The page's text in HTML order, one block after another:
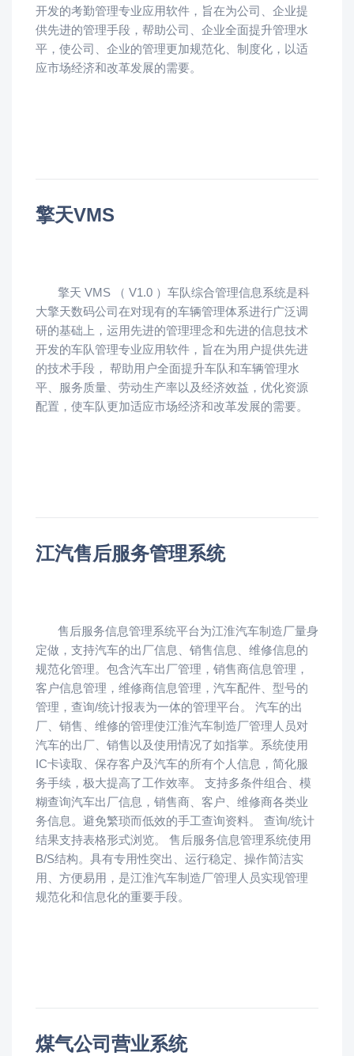
开发的考勤管理专业应用软件，旨在为公司、企业提
供先进的管理手段，帮助公司、企业全面提升管理水
平，使公司、企业的管理更加规范化、制度化，以适
应市场经济和改革发展的需要。
擎天VMS
擎天 VMS （ V1.0 ）车队综合管理信息系统是科
大擎天数码公司在对现有的车辆管理体系进行广泛调
研的基础上，运用先进的管理理念和先进的信息技术
开发的车队管理专业应用软件，旨在为用户提供先进
的技术手段， 帮助用户全面提升车队和车辆管理水
平、服务质量、劳动生产率以及经济效益，优化资源
配置，使车队更加适应市场经济和改革发展的需要。
江汽售后服务管理系统
售后服务信息管理系统平台为江淮汽车制造厂量身
定做，支持汽车的出厂信息、销售信息、维修信息的
规范化管理。包含汽车出厂管理，销售商信息管理，
客户信息管理，维修商信息管理，汽车配件、型号的
管理，查询/统计报表为一体的管理平台。 汽车的出
厂、销售、维修的管理使江淮汽车制造厂管理人员对
汽车的出厂、销售以及使用情况了如指掌。系统使用
IC卡读取、保存客户及汽车的所有个人信息，简化服
务手续，极大提高了工作效率。 支持多条件组合、模
糊查询汽车出厂信息，销售商、客户、维修商各类业
务信息。避免繁琐而低效的手工查询资料。 查询/统计
结果支持表格形式浏览。 售后服务信息管理系统使用
B/S结构。具有专用性突出、运行稳定、操作简洁实
用、方便易用，是江淮汽车制造厂管理人员实现管理
规范化和信息化的重要手段。
煤气公司营业系统